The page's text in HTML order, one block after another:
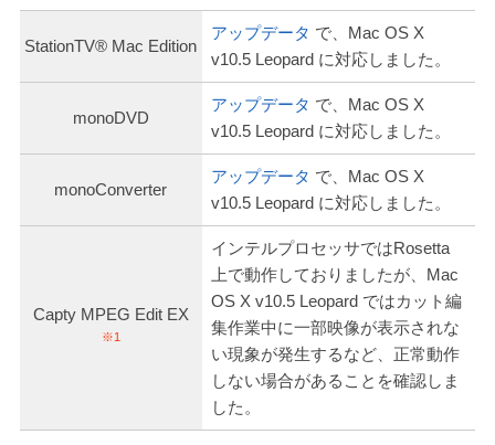
StationTV® Mac Edition
アップデータ で、Mac OS X
v10.5 Leopard に対応しました。
monoDVD
アップデータ で、Mac OS X
v10.5 Leopard に対応しました。
monoConverter
アップデータ で、Mac OS X
v10.5 Leopard に対応しました。
Capty MPEG Edit EX
※1
インテルプロセッサではRosetta
上で動作しておりましたが、Mac
OS X v10.5 Leopard ではカット編
集作業中に一部映像が表示されな
い現象が発生するなど、正常動作
しない場合があることを確認しま
した。